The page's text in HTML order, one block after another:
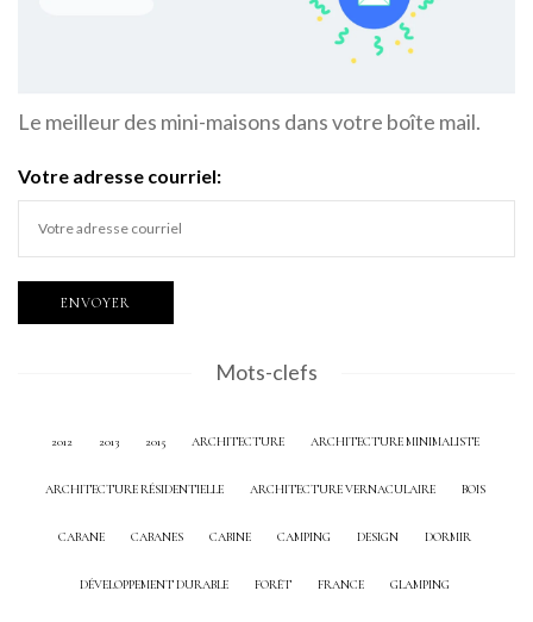
Le meilleur des mini-maisons dans votre boîte mail.
Votre adresse courriel:
Mots-clefs
2012 2013 2015 ARCHITECTURE ARCHITECTURE MINIMALISTE
ARCHITECTURE RÉSIDENTIELLE ARCHITECTURE VERNACULAIRE BOIS
CABANE CABANES CABINE CAMPING DESIGN DORMIR
DÉVELOPPEMENT DURABLE FORÊT FRANCE GLAMPING